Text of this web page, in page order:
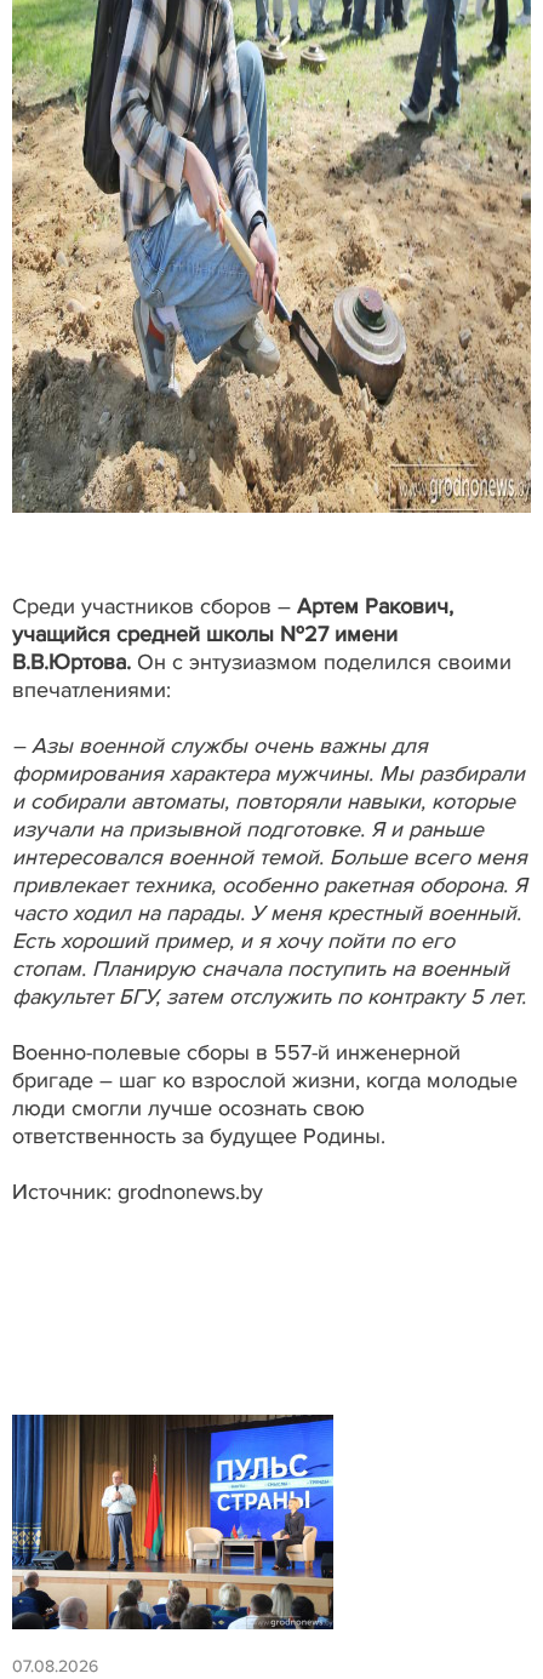
Среди участников сборов – Артем Ракович,
учащийся средней школы №27 имени
В.В.Юртова. Он с энтузиазмом поделился своими
впечатлениями:
– Азы военной службы очень важны для
формирования характера мужчины. Мы разбирали
и собирали автоматы, повторяли навыки, которые
изучали на призывной подготовке. Я и раньше
интересовался военной темой. Больше всего меня
привлекает техника, особенно ракетная оборона. Я
часто ходил на парады. У меня крестный военный.
Есть хороший пример, и я хочу пойти по его
стопам. Планирую сначала поступить на военный
факультет БГУ, затем отслужить по контракту 5 лет.
Военно-полевые сборы в 557-й инженерной
бригаде – шаг ко взрослой жизни, когда молодые
люди смогли лучше осознать свою
ответственность за будущее Родины.
Источник: grodnonews.by
07.08.2026